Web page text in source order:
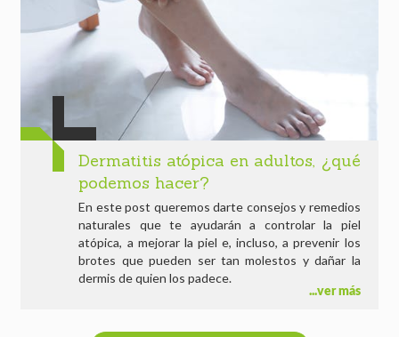
Dermatitis atópica en adultos, ¿qué
podemos hacer?
En este post queremos darte consejos y remedios
naturales que te ayudarán a controlar la piel
atópica, a mejorar la piel e, incluso, a prevenir los
brotes que pueden ser tan molestos y dañar la
dermis de quien los padece.
ver más